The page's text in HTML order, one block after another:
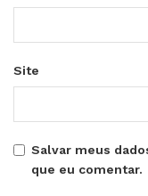
Site
Salvar meus
que eu comentar.